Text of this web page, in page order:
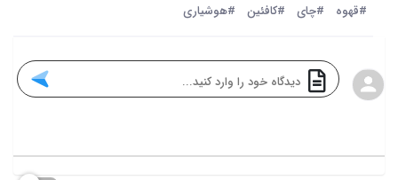
#قهوه #چای #کافئین #هوشیاری